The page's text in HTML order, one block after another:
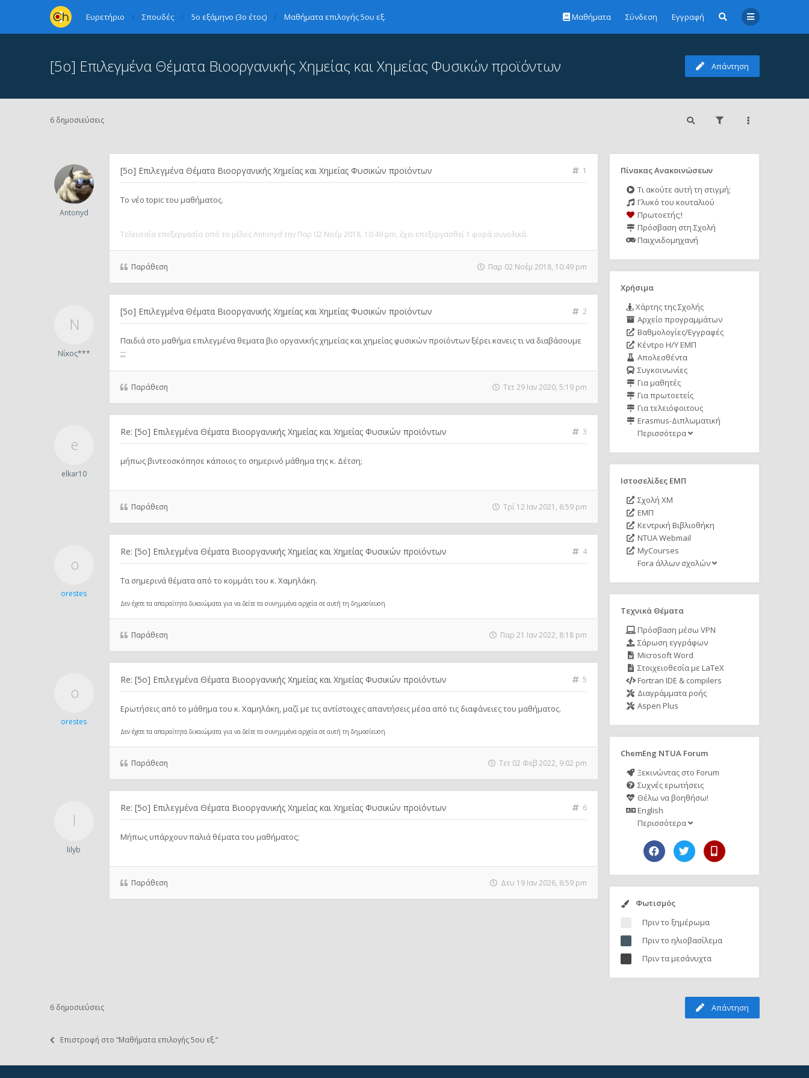
Μαθήματα Σύνδεση Εγγραφή
Ευρετήριο Σπουδές 5ο εξάμηνο (3ο έτος) Μαθήματα επιλογής 5ου εξ.
[5ο] Επιλεγμένα Θέματα Βιοοργανικής Χημείας και Χημείας Φυσικών προϊόντων Απάντηση
6 δημοσιεύσεις
Antonyd
[5ο] Επιλεγμένα Θέματα Βιοοργανικής Χημείας και Χημείας Φυσικών προϊόντων 1
Το νέο topic του μαθήματος.
Τελευταία επεξεργασία από το μέλοςAntonyd την Παρ 02 Νοέμ 2018, 10:49 pm, έχει επεξεργασθεί 1 φορά συνολικά.
Παράθεση Παρ 02 Νοέμ 2018, 10:49 pm
Νίκος***
[5ο] Επιλεγμένα Θέματα Βιοοργανικής Χημείας και Χημείας Φυσικών προϊόντων 2
Παιδιά στο μαθήμα επιλεγμένα θεματα βιο οργανικής χημείας και χημείας φυσικών προϊόντων ξέρει κανεις τι να διαβάσουμε
;;;
Παράθεση Τετ 29 Ιαν 2020, 5:19 pm
elkar10
Re: [5ο] Επιλεγμένα Θέματα Βιοοργανικής Χημείας και Χημείας Φυσικών προϊόντων 3
μήπως βιντεοσκόπησε κάποιος το σημερινό μάθημα της κ. Δέτση;
Παράθεση Τρί 12 Ιαν 2021, 6:59 pm
orestes
Re: [5ο] Επιλεγμένα Θέματα Βιοοργανικής Χημείας και Χημείας Φυσικών προϊόντων 4
Τα σημερινά θέματα από το κομμάτι του κ. Χαμηλάκη.
Δεν έχετε τα απαραίτητα δικαιώματα για να δείτε τα συνημμένα αρχεία σε αυτή τη δημοσίευση.
Παράθεση Παρ 21 Ιαν 2022, 8:18 pm
orestes
Re: [5ο] Επιλεγμένα Θέματα Βιοοργανικής Χημείας και Χημείας Φυσικών προϊόντων 5
Ερωτήσεις από το μάθημα του κ. Χαμηλάκη, μαζί με τις αντίστοιχες απαντήσεις μέσα από τις διαφάνειες του μαθήματος.
Δεν έχετε τα απαραίτητα δικαιώματα για να δείτε τα συνημμένα αρχεία σε αυτή τη δημοσίευση.
Παράθεση Τετ 02 Φεβ 2022, 9:02 pm
lilyb
Re: [5ο] Επιλεγμένα Θέματα Βιοοργανικής Χημείας και Χημείας Φυσικών προϊόντων 6
Μήπως υπάρχουν παλιά θέματα του μαθήματος;
Παράθεση Δευ 19 Ιαν 2026, 6:59 pm
Πίνακας Ανακοινώσεων
Τι ακούτε αυτή τη στιγμή;
Γλυκό του κουταλιού
Πρωτοετής;!
Πρόσβαση στη Σχολή
Παιχνιδομηχανή
Χρήσιμα
Χάρτης της Σχολής
Αρχείο προγραμμάτων
Βαθμολογίες/Εγγραφές
Κέντρο Η/Υ ΕΜΠ
Απολεσθέντα
Συγκοινωνίες
Για μαθητές
Για πρωτοετείς
Για τελειόφοιτους
Erasmus-Διπλωματική
Περισσότερα
Ιστοσελίδες ΕΜΠ
Σχολή ΧΜ
ΕΜΠ
Κεντρική Βιβλιοθήκη
NTUA Webmail
MyCourses
Fora άλλων σχολών
Τεχνικά Θέματα
Πρόσβαση μέσω VPN
Σάρωση εγγράφων
Microsoft Word
Στοιχειοθεσία με LaTeX
Fortran IDE & compilers
Διαγράμματα ροής
Aspen Plus
ChemEng NTUA Forum
Ξεκινώντας στο Forum
Συχνές ερωτήσεις
Θέλω να βοηθήσω!
English
Περισσότερα
Φωτισμός
Πριν το ξημέρωμα
Πριν το ηλιοβασίλεμα
Πριν τα μεσάνυχτα
6 δημοσιεύσεις Απάντηση
Επιστροφή στο “Μαθήματα επιλογής 5ου εξ.”